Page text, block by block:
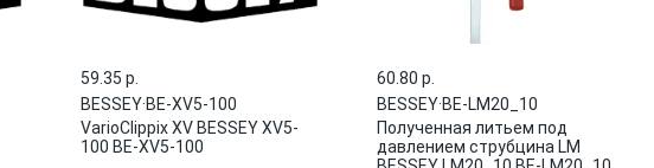
59.35 p.
BESSEY·BE-XV5-100
VarioClippix XV BESSEY XV5-
100 BE-XV5-100
60.80 p.
BESSEY·BE-LM20_10
Полученная литьем под
давлением струбцина LM